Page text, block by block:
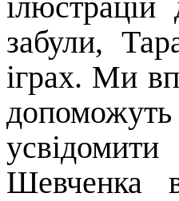
забули,
іграх. Ми
Шевченка